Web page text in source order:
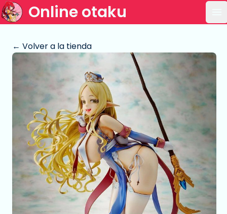
Online otaku
← Volver a la tienda